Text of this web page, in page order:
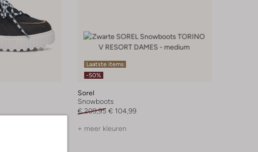
Laatste items
-50%
Sorel
Snowboots
€ 209,95 € 104,99
+ meer kleuren